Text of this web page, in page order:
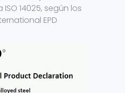
14025, según los
EPD